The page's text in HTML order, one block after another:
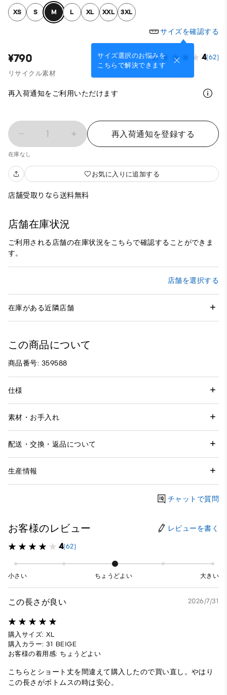
XS S M L XL XXL 3XL
サイズを確認する
サイズ選択のお悩みを
こちらで解決できます
¥790 4(62)
リサイクル素材
再入荷通知をご利用いただけます
1 再入荷通知を登録する
在庫なし
お気に入りに追加する
店舗受取りなら送料無料
店舗在庫状況
ご利用される店舗の在庫状況をこちらで確認することができま
す。
店舗を選択する
在庫がある近隣店舗
この商品について
商品番号: 359588
仕様
素材・お手入れ
配送・交換・返品について
生産情報
チャットで質問
お客様のレビュー レビューを書く
4(62)
小さい ちょうどよい 大きい
この長さが良い 2026/7/31
購入サイズ: XL
購入カラー: 31 BEIGE
お客様の着用感: ちょうどよい
こちらとショート丈を間違えて購入したので買い直し。やはり
この長さがボトムスの時は安心。